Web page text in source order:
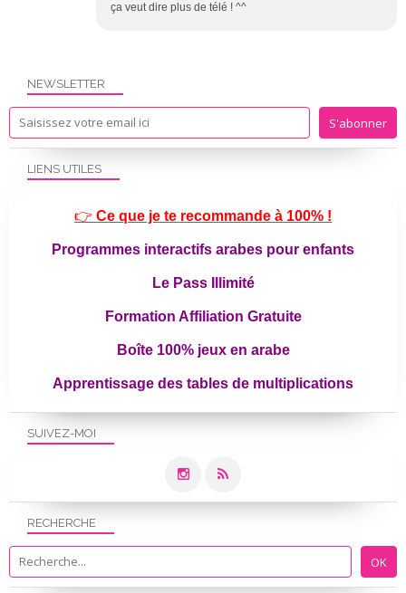
ça veut dire plus de télé ! ^^
NEWSLETTER
SUIVEZ-MOI
RECHERCHE
LIENS UTILES
👉 Ce que je te recommande à 100% !
Programmes interactifs arabes pour enfants
Le Pass Illimité
Formation Affiliation Gratuite
Boîte 100% jeux en arabe
Apprentissage des tables de multiplications